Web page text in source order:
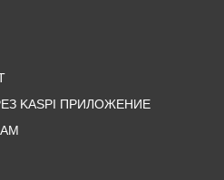
KASPI ПРИЛОЖЕНИЕ